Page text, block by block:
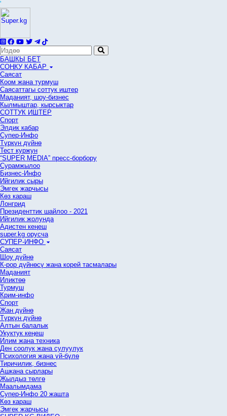
'
БАШКЫ БЕТ
СОҢКУ КАБАР
Саясат
Коом жана турмуш
Саясаттагы соттук иштер
Маданият, шоу-бизнес
Кылмыштар, кырсыктар
СОТТУК ИШТЕР
Спорт
Элдик кабар
Супер-Инфо
Түркүн дүйнө
Тест куржун
“SUPER MEDIA” пресс-борбору
Сурамжылоо
Бизнес-Инфо
Ийгилик сыры
Эмгек жарчысы
Көз караш
Лонгрид
Президенттик шайлоо - 2021
Ийгилик жолунда
Адистен кеңеш
super.kg орусча
СУПЕР-ИНФО
Саясат
Шоу дүйнө
К-рор дүйнөсү жана корей тасмалары
Маданият
Иликтөө
Турмуш
Крим-инфо
Спорт
Жан дүйнө
Түркүн дүйнө
Алтын балалык
Укуктук кеӊеш
Илим жана техника
Ден соолук жана сулуулук
Психология жана үй-бүлө
Тиричилик, бизнес
Ашкана сырлары
Жылдыз төлгө
Маалымдама
Супер-Инфо 20 жашта
Көз караш
Эмгек жарчысы